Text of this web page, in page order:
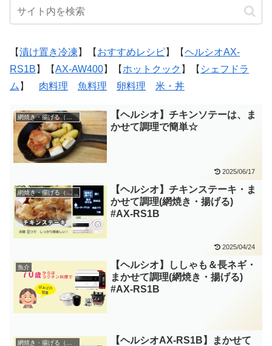
【漬け置き冷凍 】【 おすすめレシピ】【ヘルシオAX-
RS1B 】【AX-AW400】【 ホットクック 】【 シェフドラ
ム 】 肉料理 魚料理 卵料理 米・丼
【ヘルシオ】チキンソテーは、ま
かせて調理で簡単☆
2025/06/17
網焼き・揚げる（まかせて調理）
【ヘルシオ】チキンステーキ・ま
かせて調理(網焼き・揚げる)
#AX-RS1B
2025/04/24
魚介
【ヘルシオ】ししゃも＆長ネギ・
まかせて調理(網焼き・揚げる)
#AX-RS1B
【ヘルシオAX-RS1B】まかせて